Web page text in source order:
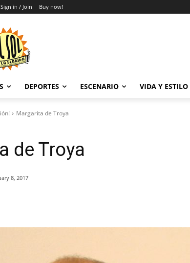
Sign in / Join Buy now!
DEPORTES ESCENARIO VIDA Y ESTILO
Margarita de Troya
de Troya
8, 2017